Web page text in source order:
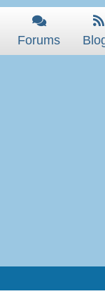
Forums